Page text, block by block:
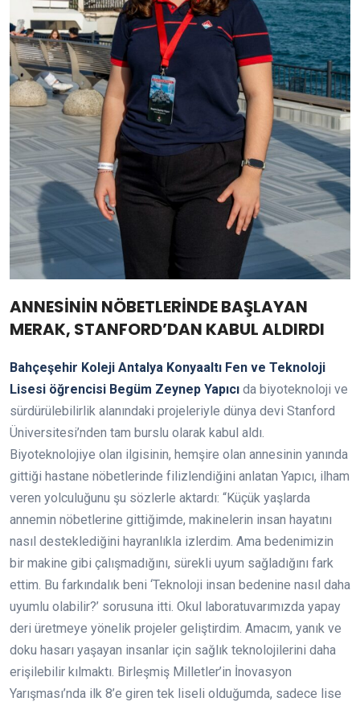
ANNESİNİN NÖBETLERİNDE BAŞLAYAN
MERAK, STANFORD’DAN KABUL ALDIRDI
Bahçeşehir Koleji Antalya Konyaaltı Fen ve Teknoloji
Lisesi öğrencisi Begüm Zeynep Yapıcı da biyoteknoloji ve
sürdürülebilirlik alanındaki projeleriyle dünya devi Stanford
Üniversitesi’nden tam burslu olarak kabul aldı.
Biyoteknolojiye olan ilgisinin, hemşire olan annesinin yanında
gittiği hastane nöbetlerinde filizlendiğini anlatan Yapıcı, ilham
veren yolculuğunu şu sözlerle aktardı: “Küçük yaşlarda
annemin nöbetlerine gittiğimde, makinelerin insan hayatını
nasıl desteklediğini hayranlıkla izlerdim. Ama bedenimizin
bir makine gibi çalışmadığını, sürekli uyum sağladığını fark
ettim. Bu farkındalık beni ‘Teknoloji insan bedenine nasıl daha
uyumlu olabilir?’ sorusuna itti. Okul laboratuvarımızda yapay
deri üretmeye yönelik projeler geliştirdim. Amacım, yanık ve
doku hasarı yaşayan insanlar için sağlık teknolojilerini daha
erişilebilir kılmaktı. Birleşmiş Milletler’in İnovasyon
Yarışması’nda ilk 8’e giren tek liseli olduğumda, sadece lise